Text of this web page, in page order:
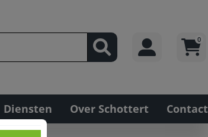
0
Diensten Over Schottert Contact